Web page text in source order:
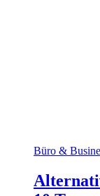
Büro &